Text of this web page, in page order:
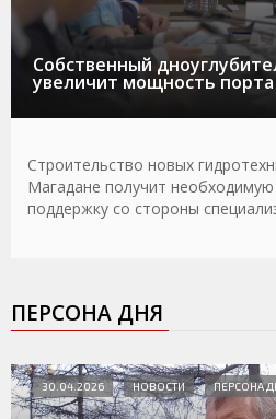
Собственный
увеличит мощность
Строительство новых
Магадане получит
поддержку со стороны
ПЕРСОНА ДНЯ
30.04.2026 НОВОСТИ ПЕРСОНА